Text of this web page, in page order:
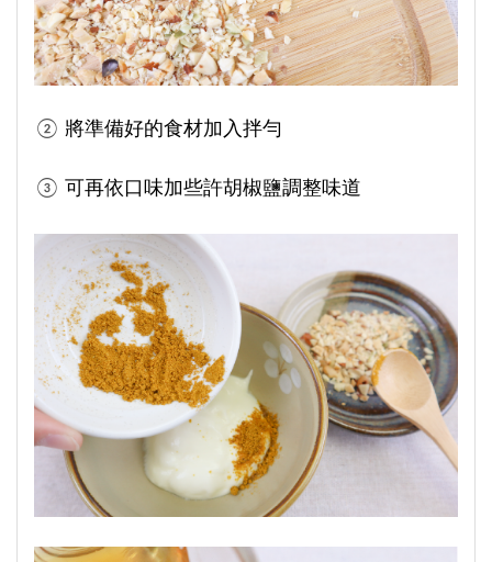
② 將準備好的食材加入拌勻
③ 可再依口味加些許胡椒鹽調整味道